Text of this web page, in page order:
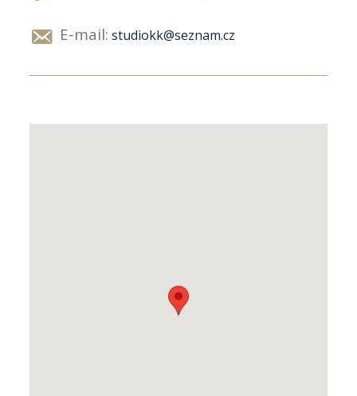
E-mail: studiokk@seznam.cz